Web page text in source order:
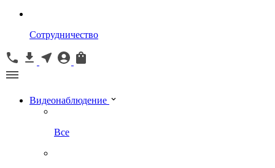
Сотрудничество
Видеонаблюдение
Все